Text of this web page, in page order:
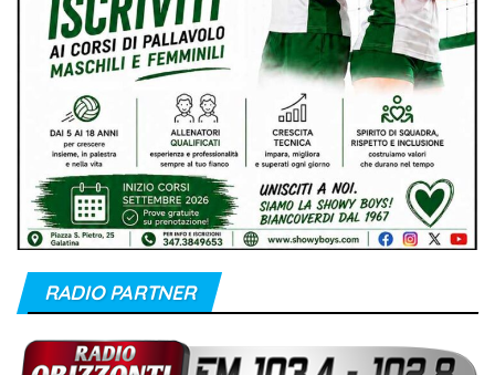
RADIO PARTNER